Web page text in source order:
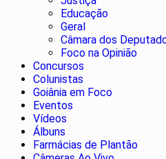
Educação
Geral
Câmara dos
Foco na Opinião
Concursos
Colunistas
Goiânia em Foco
Eventos
Vídeos
Álbuns
Farmácias de Plantão